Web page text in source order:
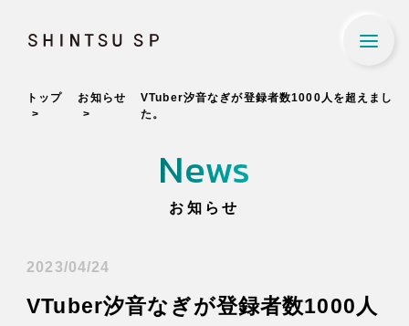
SHINTSU SP
About Us
Our Business
Company Profile
会社概要
トップ お知らせ
VTuber汐音なぎが登録者数1000人を超えまし
た。
News
お知らせ
2023/04/24
VTuber汐音なぎが登録者数1000人